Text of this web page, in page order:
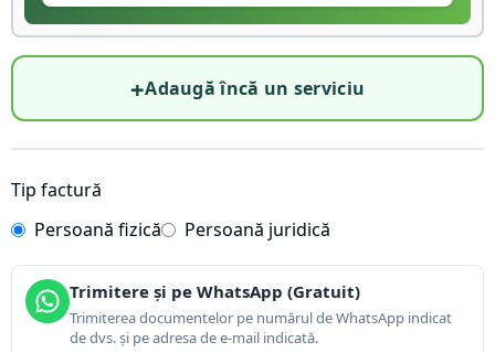
+Adaugă încă un serviciu
Tip factură
Persoană fizică
Persoană juridică
Trimitere și pe WhatsApp (Gratuit)
Trimiterea documentelor pe numărul de WhatsApp indicat
de dvs. și pe adresa de e-mail indicată.